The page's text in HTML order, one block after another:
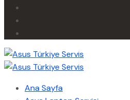
Ana Sayfa